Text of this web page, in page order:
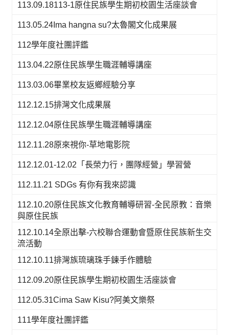
113.09.18113-1原住民族學生期初校園生活座談會
113.05.24Ima hangna su?太魯閣文化成果展
112學年度社團評鑑
113.04.22原住民族學生職涯輔導講座
113.03.06畢業校友返鄉經驗分享
112.12.15排灣文化成果展
112.12.04原住民族學生職涯輔導講座
112.11.28原來視你-草地電影院
112.12.01-12.02「長榮力行，團隊經營」學習營
112.11.21 SDGs 有你有我來認識
112.10.20原住民族文化教育輔導研習-全民原教：音樂
與原住民族
112.10.14全原出擊-六校聯合運動會暨原住民族新生交
流活動
112.10.11排灣族琉璃珠手鍊手作體驗
112.09.20原住民族學生期初校園生活座談會
112.05.31Cima Saw Kisu?阿美文樂祭
111學年度社團評鑑